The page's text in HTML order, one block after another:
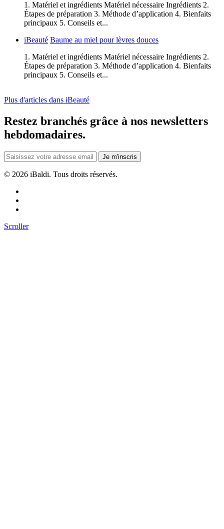
1. Matériel et ingrédients Matériel nécessaire Ingrédients 2.
Étapes de préparation 3. Méthode d’application 4. Bienfaits
principaux 5. Conseils et...
iBeauté Baume au miel pour lèvres douces
1. Matériel et ingrédients Matériel nécessaire Ingrédients 2.
Étapes de préparation 3. Méthode d’application 4. Bienfaits
principaux 5. Conseils et...
Plus d'articles dans iBeauté
Restez branchés grâce à nos newsletters
hebdomadaires.
Je m'inscris
© 2026 iBaldi. Tous droits réservés.
Scroller